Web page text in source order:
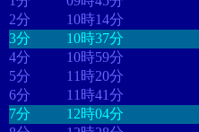
2分
10時14分
3分
10時37分
4分
10時59分
5分
11時20分
6分
11時41分
7分
12時04分